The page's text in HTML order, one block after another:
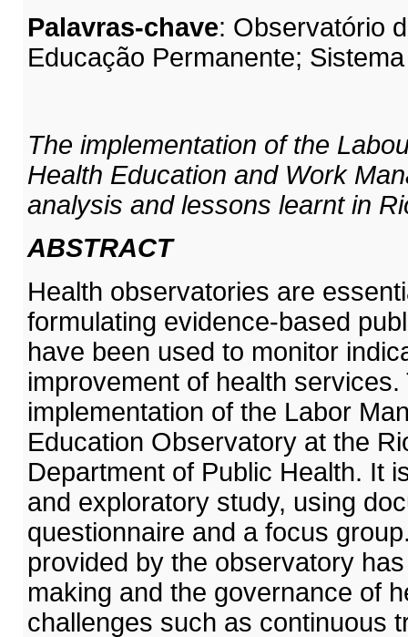
Palavras-chave: Observatório
Educação Permanente;
The implementation of the
Health Education and Work
analysis and lessons learnt in
ABSTRACT
Health observatories are
formulating evidence-based
have been used to monitor
improvement of health
implementation of the Labor
Education Observatory at the
Department of Public Health. It
and exploratory study, using
questionnaire and a focus
provided by the observatory
making and the governance of
challenges such as continuous